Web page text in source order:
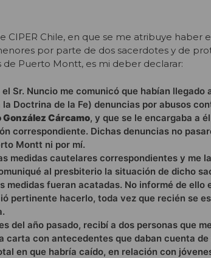
CIPER Chile, en que se me atribuye haber
por parte de dos sacerdotes y de
de Puerto Montt, es mi deber declarar:
Sr. Nuncio me comunicó que habían llegado
Doctrina de la Fe) denuncias por abusos
González Cárcamo, y que se le encargaba a
correspondiente. Dichas denuncias no
Montt ni por mí.
medidas cautelares correspondientes y me
al presbiterio la situación de dicho
medidas fueran acatadas. No informé de ello
pertinente hacerlo, toda vez que recién se
del año pasado, recibí a dos personas que
carta con antecedentes que daban cuenta
en que habría caído, en relación con